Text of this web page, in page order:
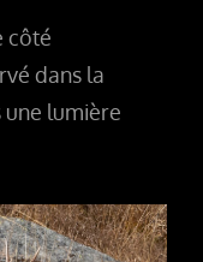
côté
dans la
lumière